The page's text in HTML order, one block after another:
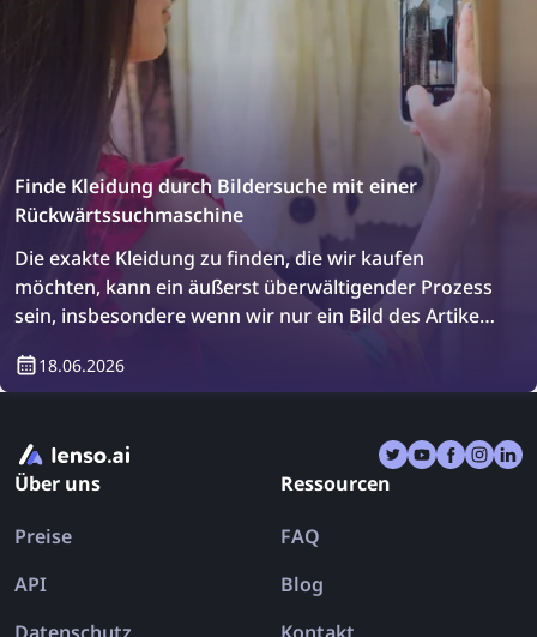
Finde Kleidung durch Bildersuche mit einer
Rückwärtssuchmaschine
Die exakte Kleidung zu finden, die wir kaufen
möchten, kann ein äußerst überwältigender Prozess
sein, insbesondere wenn wir nur ein Bild des Artikels
Rückwärtssuchmaschinen für Bilder! Erfahre, wie du
18.06.2026
Über uns
Preise
API
Ressourcen
FAQ
Blog